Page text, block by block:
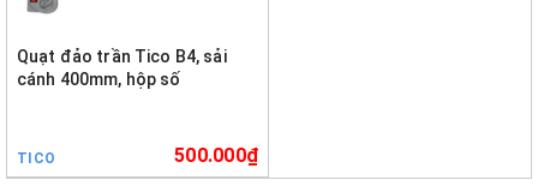
Quạt đảo trần Tico B4, sải
cánh 400mm, hộp số
TICO 500.000₫